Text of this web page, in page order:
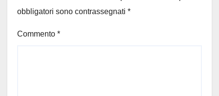
obbligatori sono contrassegnati *
Commento *